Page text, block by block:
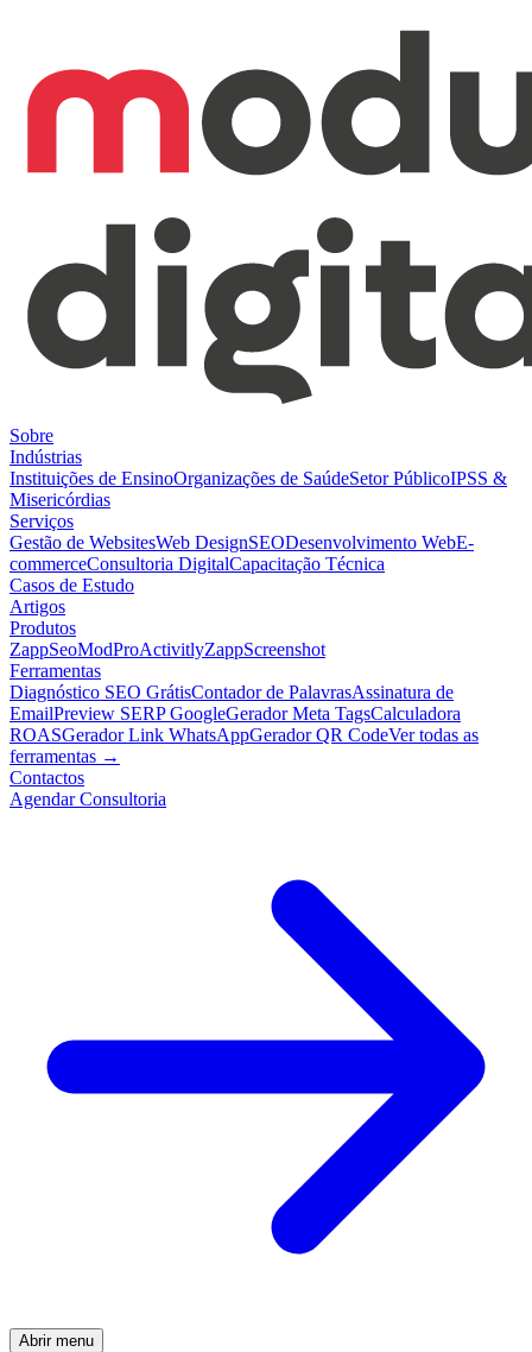
Sobre
Indústrias
Instituições de EnsinoOrganizações de SaúdeSetor PúblicoIPSS &
Misericórdias
Serviços
Gestão de WebsitesWeb DesignSEODesenvolvimento WebE-
commerceConsultoria DigitalCapacitação Técnica
Casos de Estudo
Artigos
Produtos
ZappSeoModProActivitlyZappScreenshot
Ferramentas
Diagnóstico SEO GrátisContador de PalavrasAssinatura de
EmailPreview SERP GoogleGerador Meta TagsCalculadora
ROASGerador Link WhatsAppGerador QR CodeVer todas as
ferramentas →
Contactos
Agendar Consultoria
Abrir menu